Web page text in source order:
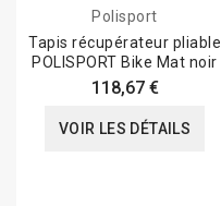
Polisport
Tapis récupérateur pliable
POLISPORT Bike Mat noir
118,67 €
VOIR LES DÉTAILS